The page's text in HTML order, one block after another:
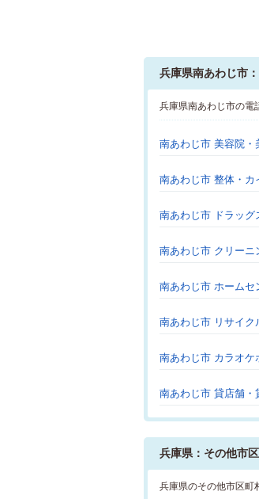
兵庫県南あわじ市
兵庫県南あわじ市の電
南あわじ市 美容院・
南あわじ市 整体・カ
南あわじ市 ドラッグ
南あわじ市 クリーニ
南あわじ市 ホームセ
南あわじ市 リサイク
南あわじ市 カラオケ
南あわじ市 貸店舗・
兵庫県：その他市
兵庫県のその他市区町